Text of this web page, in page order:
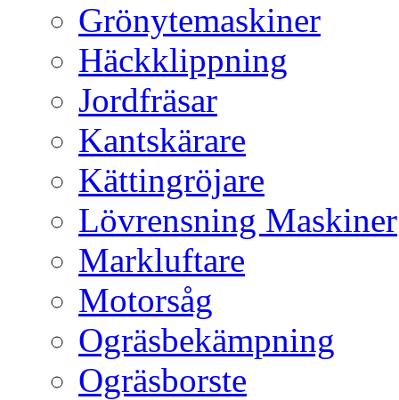
Grönytemaskiner
Häckklippning
Jordfräsar
Kantskärare
Kättingröjare
Lövrensning Maskiner
Markluftare
Motorsåg
Ogräsbekämpning
Ogräsborste